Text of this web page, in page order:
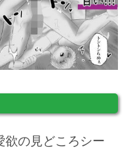
欲の見どころシー